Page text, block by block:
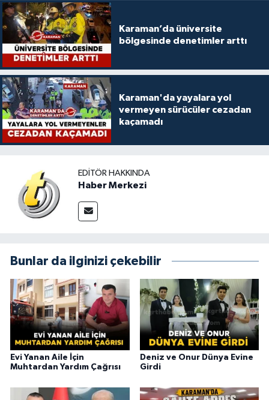
Karaman’da üniversite
bölgesinde denetimler arttı
Karaman'da yayalara yol
vermeyen sürücüler cezadan
kaçamadı
EDITÖR HAKKINDA
Haber Merkezi
Bunlar da ilginizi çekebilir
Evi Yanan Aile İçin
Muhtardan Yardım Çağrısı
Deniz ve Onur Dünya Evine
Girdi